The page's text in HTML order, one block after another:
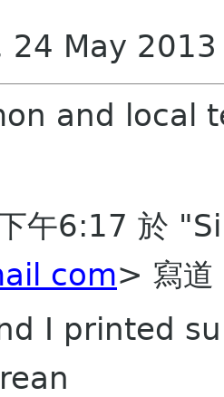
24 May
and local
午6:17 於
com> 寫道
I printed